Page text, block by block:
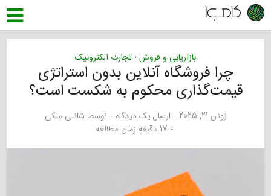
بازاریابی و فروش • تجارت الکترونیک
چرا فروشگاه آنلاین بدون استراتژی
قیمت‌گذاری محکوم به شکست است؟
ژوئن 21, 2025 ارسال یک دیدگاه توسط شانلی ملکی
17 دقیقه زمان مطالعه